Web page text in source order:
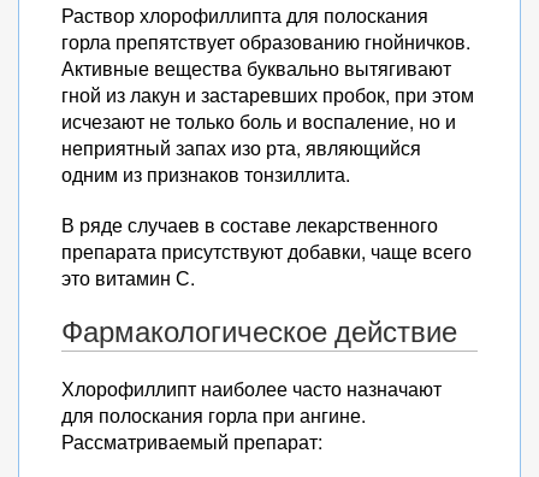
Раствор хлорофиллипта для полоскания
горла препятствует образованию гнойничков.
Активные вещества буквально вытягивают
гной из лакун и застаревших пробок, при этом
исчезают не только боль и воспаление, но и
неприятный запах изо рта, являющийся
одним из признаков тонзиллита.
В ряде случаев в составе лекарственного
препарата присутствуют добавки, чаще всего
это витамин С.
Фармакологическое действие
Хлорофиллипт наиболее часто назначают
для полоскания горла при ангине.
Рассматриваемый препарат: